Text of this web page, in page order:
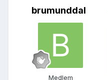
brumunddal
Medlem